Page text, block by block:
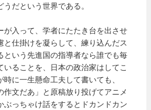
だという世界である。
が入って、学者にたたき台を出させ
と仕掛けを凝らして、練り込んだス
という先進国の指導者なら誰でも毎
いることを、日本の政治家はしてこ
に一生懸命工夫して書いても、
作文だあ」と原稿放り投げてアニメ
ぶっちゃけ話をするとドカンドカン